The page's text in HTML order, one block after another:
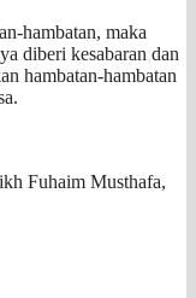
hambatan, maka
diberi kesabaran dan
hambatan-hambatan
Fuhaim Musthafa,